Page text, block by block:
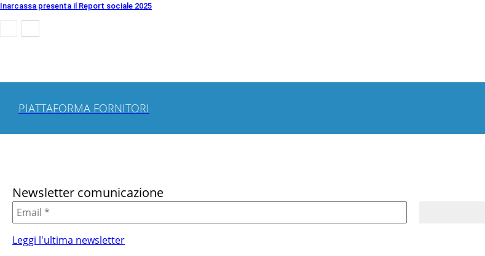
Inarcassa presenta il Report sociale 2025
PIATTAFORMA FORNITORI
Newsletter comunicazione
Leggi l'ultima newsletter